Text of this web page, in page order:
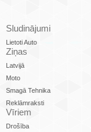
Sludinājumi
Lietoti Auto
Ziņas
Latvijā
Moto
Smagā Tehnika
Reklāmraksti
Vīriem
Drošība